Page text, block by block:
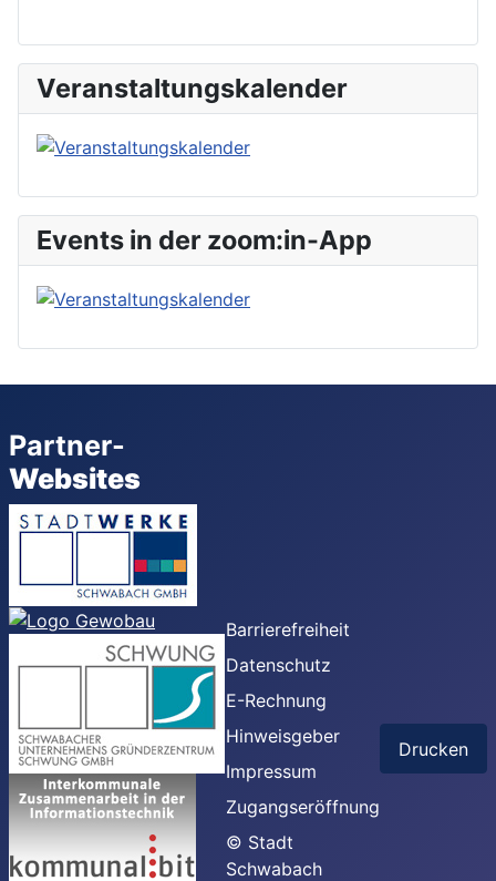
Veranstaltungskalender
Events in der zoom:in-App
Partner-
Websites
Barrierefreiheit
Datenschutz
E-Rechnung
Hinweisgeber
Impressum
Zugangseröffnung
© Stadt
Schwabach
Drucken